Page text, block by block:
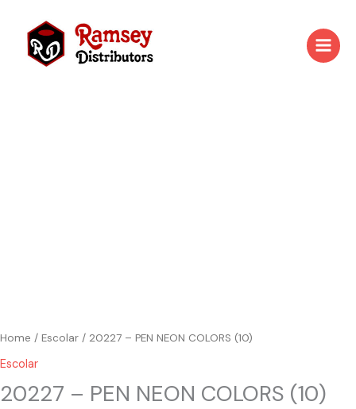
content
Home / Escolar / 20227 – PEN NEON COLORS (10)
Escolar
20227 – PEN NEON COLORS (10)